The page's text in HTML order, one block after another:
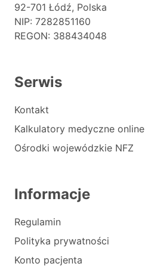
92-701 Łódź, Polska
NIP: 7282851160
REGON: 388434048
Serwis
Kontakt
Kalkulatory medyczne online
Ośrodki wojewódzkie NFZ
Informacje
Regulamin
Polityka prywatności
Konto pacjenta